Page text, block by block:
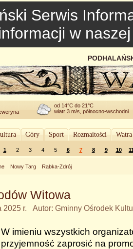
Serwis
w
od 14°C do 21°C
wiatr 3 m/s, północno-wschodni
Góry Sport Rozmaitości
1 2 3 4 5 6 7 8 9 10
Nowy Targ Rabka-Zdrój
Witowa
2025 r. Autor: Gminny Ośrodek
W imieniu wszystkich
przyjemność zaprosić na